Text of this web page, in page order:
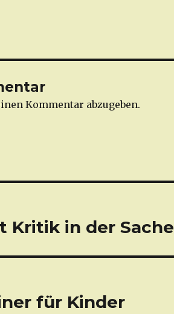
Kommentar abzugeben.
Kritik in der Sache
für Kinder